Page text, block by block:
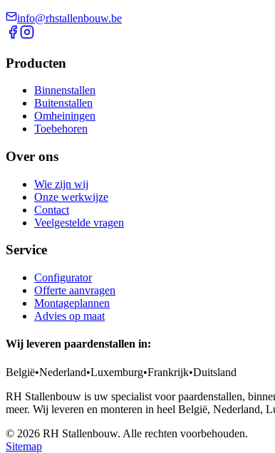
info@rhstallenbouw.be
Producten
Binnenstallen
Buitenstallen
Omheiningen
Toebehoren
Over ons
Wie zijn wij
Onze werkwijze
Contact
Veelgestelde vragen
Service
Configurator
Offerte aanvragen
Montageplannen
Advies op maat
Wij leveren paardenstallen in:
België•Nederland•Luxemburg•Frankrijk•Duitsland
RH Stallenbouw is uw specialist voor paardenstallen,
meer. Wij leveren en monteren in heel België, Nederland,
© 2026 RH Stallenbouw. Alle rechten voorbehouden.
Sitemap